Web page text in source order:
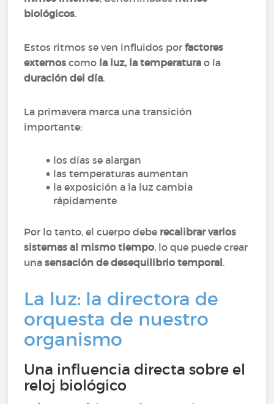
biológicos.
Estos ritmos se ven influidos porfactores
externoscomo la luz, la temperaturao la
duración del día.
La primavera marca una transición
importante:
los días se alargan
las temperaturas aumentan
la exposición a la luz cambia
rápidamente
Por lo tanto, el cuerpo debe recalibrar varios
sistemas al mismo tiempo, lo que puede crear
unasensación de desequilibrio temporal.
La luz: la directora de
orquesta de nuestro
organismo
Una influencia directa sobre el
reloj biológico